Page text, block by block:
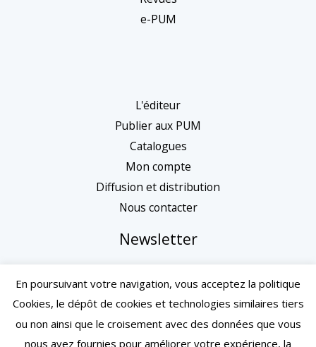
e-PUM
L'éditeur
Publier aux PUM
Catalogues
Mon compte
Diffusion et distribution
Nous contacter
Newsletter
En poursuivant votre navigation, vous acceptez la politique
Cookies, le dépôt de cookies et technologies similaires tiers
ou non ainsi que le croisement avec des données que vous
nous avez fournies pour améliorer votre expérience, la